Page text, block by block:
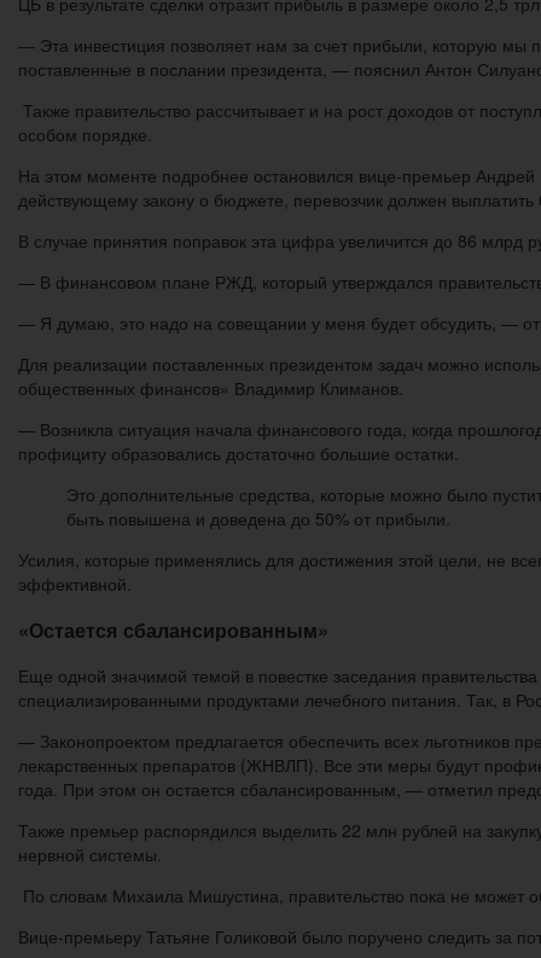
— Эта инвестиция позволяет нам за счет прибыли, которую мы
поставленные в послании президента, — пояснил Антон
Также правительство рассчитывает и на рост доходов от
особом порядке.
На этом моменте подробнее остановился вице-премьер
действующему закону о бюджете, перевозчик должен
В случае принятия поправок эта цифра увеличится до 86 млрд
— В финансовом плане РЖД, который утверждался
— Я думаю, это надо на совещании у меня будет обсудить, —
Для реализации поставленных президентом задач можно
общественных финансов» Владимир Климанов.
— Возникла ситуация начала финансового года, когда
профициту образовались достаточно большие остатки.
Это дополнительные средства, которые можно было
быть повышена и доведена до 50% от прибыли.
Усилия, которые применялись для достижения этой цели, не
эффективной.
«Остается сбалансированным»
Еще одной значимой темой в повестке заседания
специализированными продуктами лечебного питания. Так, в
— Законопроектом предлагается обеспечить всех
лекарственных препаратов (ЖНВЛП). Все эти меры будут
года. При этом он остается сбалансированным, — отметил
Также премьер распорядился выделить 22 млн рублей на
нервной системы.
По словам Михаила Мишустина, правительство пока не может
Вице-премьеру Татьяне Голиковой было поручено следить за